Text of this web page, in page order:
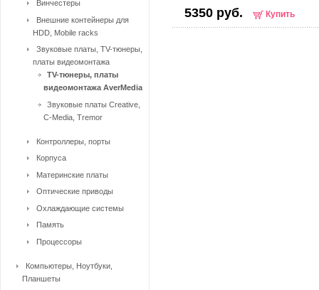
5350 руб. Купить
Винчестеры
Внешние контейнеры для
HDD, Mobile racks
Звуковые платы, TV-тюнеры,
платы видеомонтажа
TV-тюнеры, платы
видеомонтажа AverMedia
Звуковые платы Creative,
C-Media, Tremor
Контроллеры, порты
Корпуса
Материнские платы
Оптические приводы
Охлаждающие системы
Память
Процессоры
Компьютеры, Ноутбуки,
Планшеты